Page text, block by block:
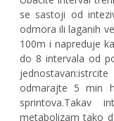
se sastoji od
odmora ili laganih
100m i napreduje
do 8 intervala od
odmarajte 5 min
metabolizam tako